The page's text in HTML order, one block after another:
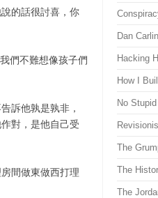
的話很討喜，你
們不難想像孩子們
訴他孰是孰非，
對，是他自己受
間做東做西打理
Dan
Hacking
How I
No
The
The
The